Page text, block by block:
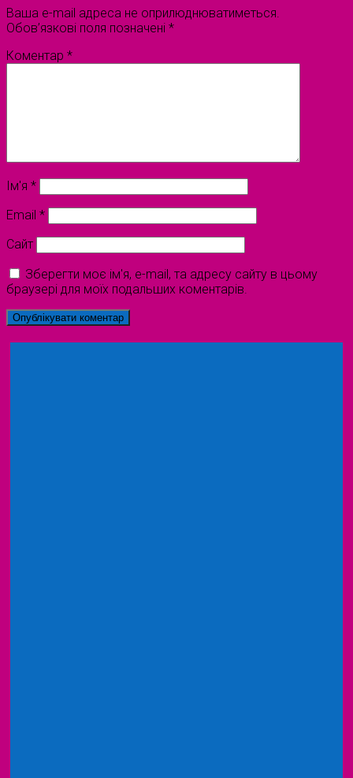
Ваша e-mail адреса не оприлюднюватиметься.
Обов’язкові поля позначені *
Коментар *
Ім'я *
Email *
Сайт
Зберегти моє ім'я, e-mail, та адресу сайту в цьому
браузері для моїх подальших коментарів.